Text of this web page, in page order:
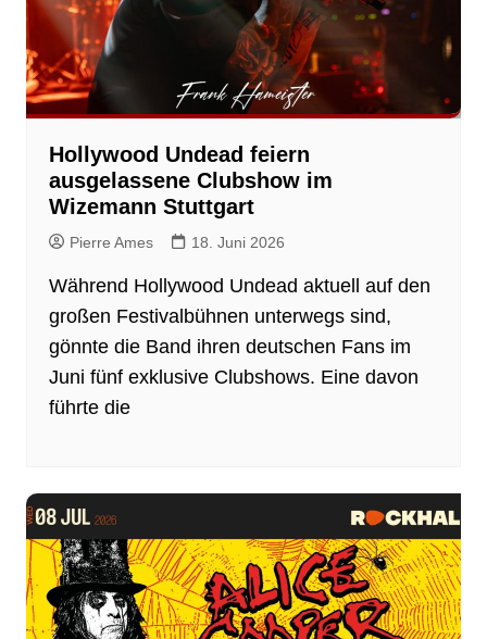
Hollywood Undead feiern
ausgelassene Clubshow im
Wizemann Stuttgart
Pierre Ames 18. Juni 2026
Während Hollywood Undead aktuell auf den
großen Festivalbühnen unterwegs sind,
gönnte die Band ihren deutschen Fans im
Juni fünf exklusive Clubshows. Eine davon
führte die